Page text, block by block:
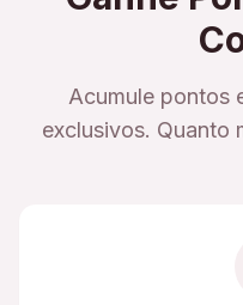
Acumule pontos
exclusivos. Quanto